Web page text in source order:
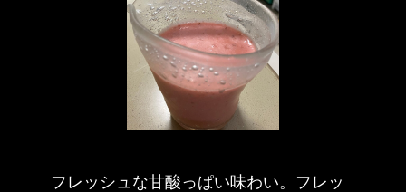
フレッシュな甘酸っぱい味わい。フレッ